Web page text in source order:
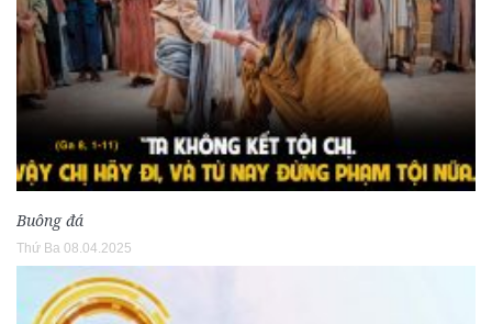
Buông đá
Thứ Ba 08.04.2025